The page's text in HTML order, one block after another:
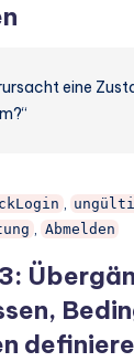
eine
Abmelden